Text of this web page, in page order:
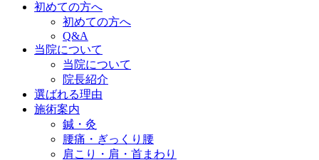
初めての方へ
初めての方へ
Q&A
当院について
当院について
院長紹介
選ばれる理由
施術案内
鍼・灸
腰痛・ぎっくり腰
肩こり・肩・首まわり